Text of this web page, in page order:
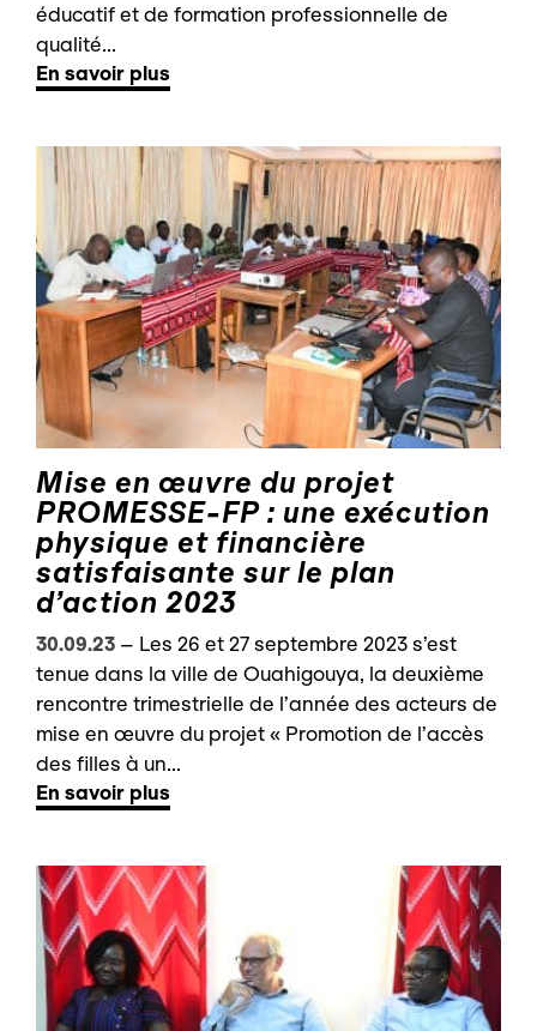
éducatif et de formation professionnelle de
qualité...
En savoir plus
Mise en œuvre du projet
PROMESSE-FP : une exécution
physique et financière
satisfaisante sur le plan
d’action 2023
30.09.23 – Les 26 et 27 septembre 2023 s’est
tenue dans la ville de Ouahigouya, la deuxième
rencontre trimestrielle de l’année des acteurs de
mise en œuvre du projet « Promotion de l’accès
des filles à un...
En savoir plus